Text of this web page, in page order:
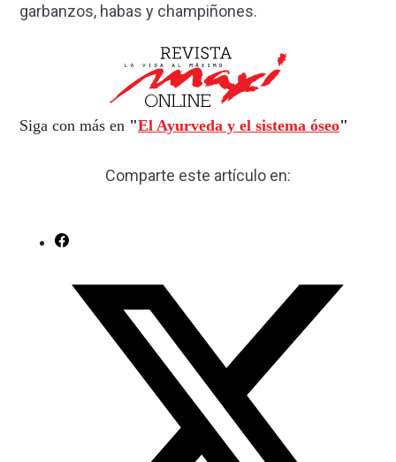
garbanzos, habas y champiñones.
Siga con más en "El Ayurveda y el sistema óseo"
Comparte este artículo en: